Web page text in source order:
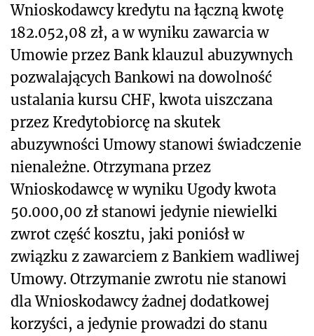
Wnioskodawcy kredytu na łączną kwotę
182.052,08 zł, a w wyniku zawarcia w
Umowie przez Bank klauzul abuzywnych
pozwalających Bankowi na dowolność
ustalania kursu CHF, kwota uiszczana
przez Kredytobiorcę na skutek
abuzywności Umowy stanowi świadczenie
nienależne. Otrzymana przez
Wnioskodawcę w wyniku Ugody kwota
50.000,00 zł stanowi jedynie niewielki
zwrot część kosztu, jaki poniósł w
związku z zawarciem z Bankiem wadliwej
Umowy. Otrzymanie zwrotu nie stanowi
dla Wnioskodawcy żadnej dodatkowej
korzyści, a jedynie prowadzi do stanu